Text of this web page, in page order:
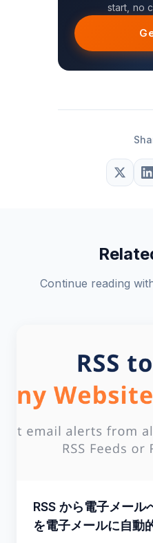
start, no
Continue reading
RSS から電子メール
を電子メールに自動